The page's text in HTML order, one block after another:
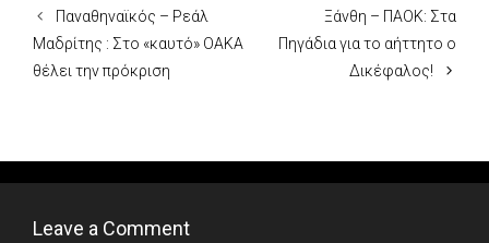
Παναθηναϊκός – Ρεάλ
Μαδρίτης : Στο «καυτό» ΟΑΚΑ
θέλει την πρόκριση
Ξάνθη – ΠΑΟΚ: Στα
Πηγάδια για το αήττητο ο
Δικέφαλος!
Leave a Comment